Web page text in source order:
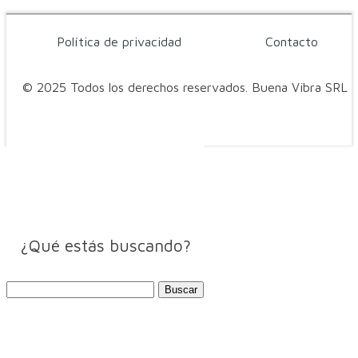
© 2025 Todos los derechos reservados. Buena Vibra SRL
Política de privacidad Contacto
¿Qué estás buscando?